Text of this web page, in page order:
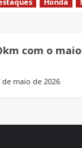
com o
de maio de 2026